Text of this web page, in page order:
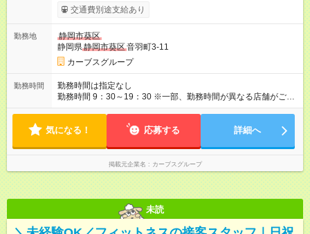
ます。 みなし残業代 25,699円／月 みなし残業時間 16時間／月
【試用期間】試用期間あり 試用期間の長さ：6ヶ月 ※ 雇用形態
用時と同じです。 給与：月給 220,000円以上 上記額にはみなし
残業代を含みます。※超過分は全額支給いたします。 みなし残
業代 23,077円／月 みなし残業時間 16時間／月
交通費別途支給あり
勤務地
静岡市葵区
静岡県静岡市葵区音羽町3-11
カーブスグループ
勤務時間
勤務時間は指定なし
勤務時間 9：30～19：30 ※一部、勤務時間が異なる店舗がござ
います。 ＜営業時間＞ 平日／10：00～13：00、15：00～19：
深夜シフトはありません）
気になる！ 応募する 詳細へ
掲載元企業名 カーブスグループ
未読